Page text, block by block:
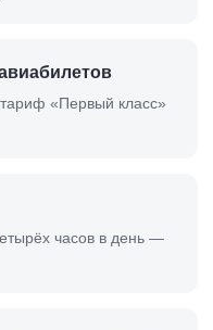
«Первый класс»
часов в день —